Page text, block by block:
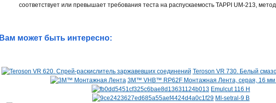
соответствует или превышает требования теста на распускаемость TAPPI UM-213,
Вам может быть интересно:
Teroson VR 730. Белый
3M™ VHB™ RP62F Монтажная Лента, серая, 16 мм
Emulcut 116 H
MI-setral-9 B